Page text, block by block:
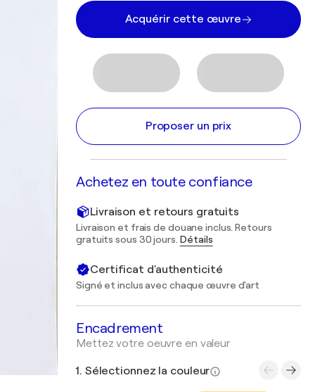
Acquérir cette œuvre
Proposer un prix
Achetez en toute confiance
Livraison et retours gratuits
Livraison et frais de douane inclus. Retours
gratuits sous 30 jours. Détails
Certificat d'authenticité
Signé et inclus avec chaque œuvre d'art
Encadrement
Mettez votre oeuvre en valeur
1. Sélectionnez la couleur